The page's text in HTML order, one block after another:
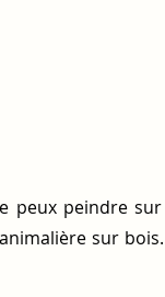
peux peindre
sur